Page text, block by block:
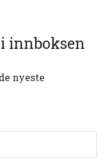
innboksen
nyeste